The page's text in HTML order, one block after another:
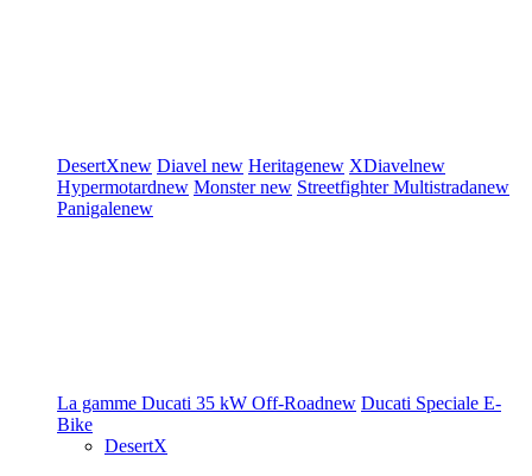
DesertXnew Diavel new Heritagenew XDiavelnew
Hypermotardnew Monsternew StreetfighterMultistradanew
Panigalenew
La gamme Ducati 35 kW Off-Roadnew Ducati Speciale E-
Bike
DesertX